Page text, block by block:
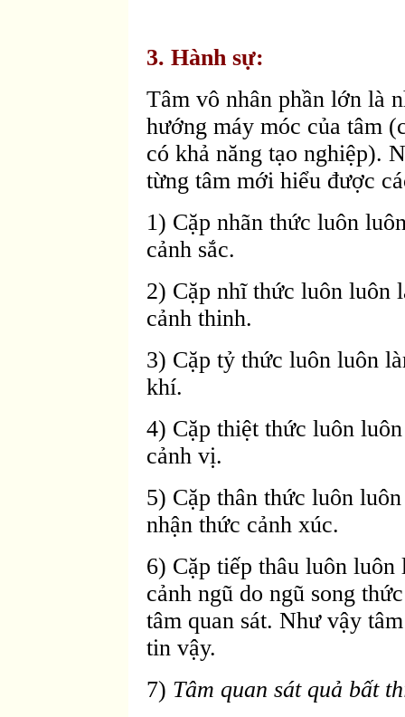
3. Hành sự:
Tâm vô nhân phần lớn là
hướng máy móc của tâm
có khả năng tạo nghiệp).
từng tâm mới hiểu được
1) Cặp nhãn thức luôn
cảnh sắc.
2) Cặp nhĩ thức luôn luôn
cảnh thinh.
3) Cặp tỷ thức luôn luôn
khí.
4) Cặp thiệt thức luôn
cảnh vị.
5) Cặp thân thức luôn
nhận thức cảnh xúc.
6) Cặp tiếp thâu luôn
cảnh ngũ do ngũ song
tâm quan sát. Như vậy
tin vậy.
7) Tâm quan sát quả bất